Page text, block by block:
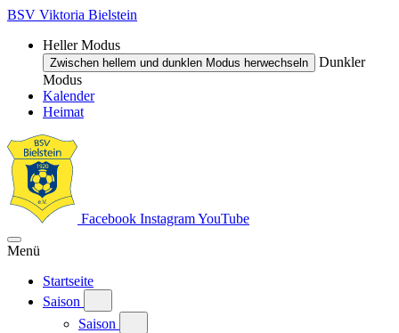
BSV Viktoria Bielstein
Heller Modus
Zwischen hellem und dunklen Modus herwechseln
Dunkler
Modus
Kalender
Heimat
Facebook InstagramYouTube
Menü
Startseite
Saison
Saison